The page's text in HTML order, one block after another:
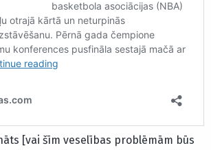
[vai šīm veselības problēmām būs